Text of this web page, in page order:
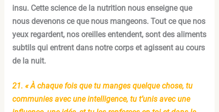
insu. Cette science de la nutrition nous enseigne que
nous devenons ce que nous mangeons. Tout ce que nos
yeux regardent, nos oreilles entendent, sont des aliments
subtils qui entrent dans notre corps et agissent au cours
de la nuit.
21. « À chaque fois que tu manges quelque chose, tu
communies avec une intelligence, tu t’unis avec une